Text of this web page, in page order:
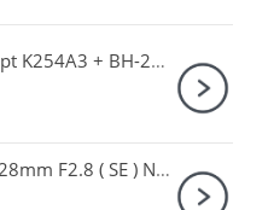
Chân máy ảnh K&F Concept K254A3 + BH-28L KF09.089V1
Ống kính Nikon Nikkor Z 28mm F2.8 ( SE ) Nhập khẩu